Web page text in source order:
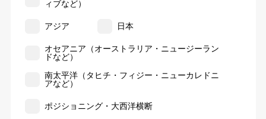
ィブなど）
アジア 日本
オセアニア（オーストラリア・ニュージーラン
ドなど）
南太平洋（タヒチ・フィジー・ニューカレドニ
アなど）
ポジショニング・大西洋横断